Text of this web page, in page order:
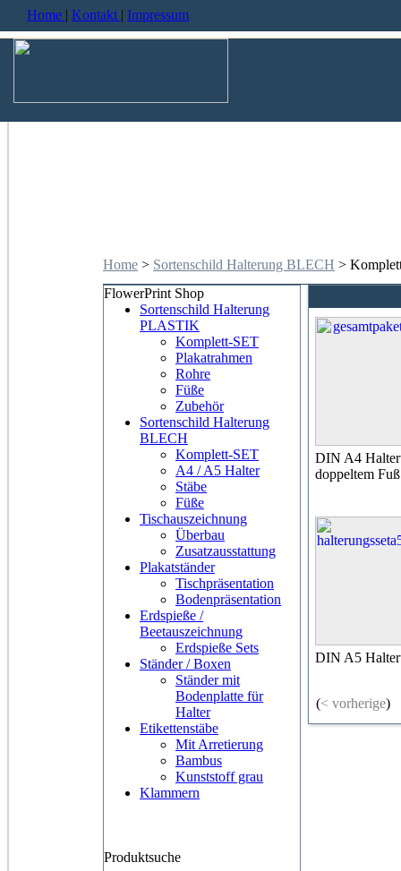
Home | Kontakt | Impressum
Home > Sortenschild Halterung BLECH >
FlowerPrint Shop
Sortenschild Halterung
PLASTIK
Komplett-SET
Plakatrahmen
Rohre
Füße
Zubehör
Sortenschild Halterung
BLECH
Komplett-SET
A4 / A5 Halter
Stäbe
Füße
Tischauszeichnung
Überbau
Zusatzausstattung
Plakatständer
Tischpräsentation
Bodenpräsentation
Erdspieße /
Beetauszeichnung
Erdspieße Sets
Ständer / Boxen
Ständer mit
Bodenplatte für
Halter
Etikettenstäbe
Mit Arretierung
Bambus
Kunststoff grau
Klammern
Produktsuche
DIN A4
doppeltem Fuß
DIN A5
(< vorherige)